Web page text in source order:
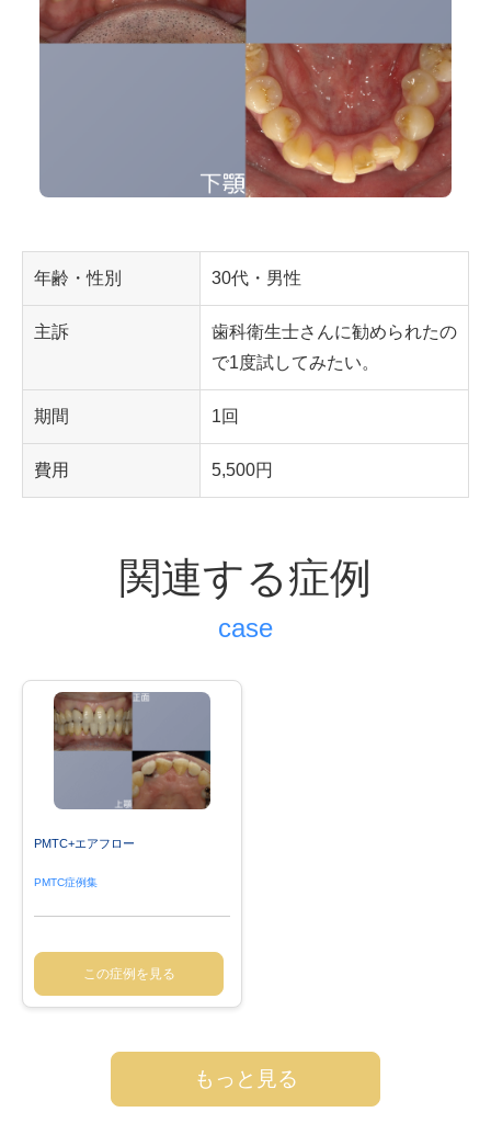
年齢・性別 30代・男性
主訴
歯科衛生士さんに勧められたの
で1度試してみたい。
期間 1回
費用 5,500円
関連する症例
PMTC+エアフロー
PMTC症例集
この症例を見る
もっと見る